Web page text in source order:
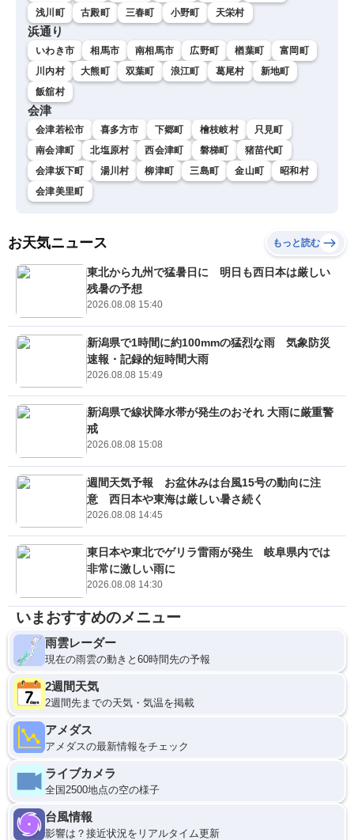
浅川町 古殿町 三春町 小野町 天栄村
浜通り
いわき市 相馬市 南相馬市 広野町 楢葉町
富岡町
川内村
大熊町 双葉町 浪江町 葛尾村
新地町
飯舘村
会津
会津若松市 喜多方市 下郷町 檜枝岐村
只見町
南会津町
北塩原村 西会津町 磐梯町
猪苗代町
会津坂下町
湯川村 柳津町 三島町 金山町
昭和村
会津美里町
お天気ニュース もっと読む
東北から九州で猛暑日に 明日も西日本は厳しい
残暑の予想
2026.08.08 15:40
新潟県で1時間に約100mmの猛烈な雨 気象防災
速報・記録的短時間大雨
2026.08.08 15:49
新潟県で線状降水帯が発生のおそれ 大雨に厳重警
戒
2026.08.08 15:08
週間天気予報 お盆休みは台風15号の動向に注
意 西日本や東海は厳しい暑さ続く
2026.08.08 14:45
東日本や東北でゲリラ雷雨が発生 岐阜県内では
非常に激しい雨に
2026.08.08 14:30
いまおすすめのメニュー
雨雲レーダー
現在の雨雲の動きと60時間先の予報
2週間天気
2週間先までの天気・気温を掲載
アメダス
アメダスの最新情報をチェック
ライブカメラ
全国2500地点の空の様子
台風情報
影響は？接近状況をリアルタイム更新